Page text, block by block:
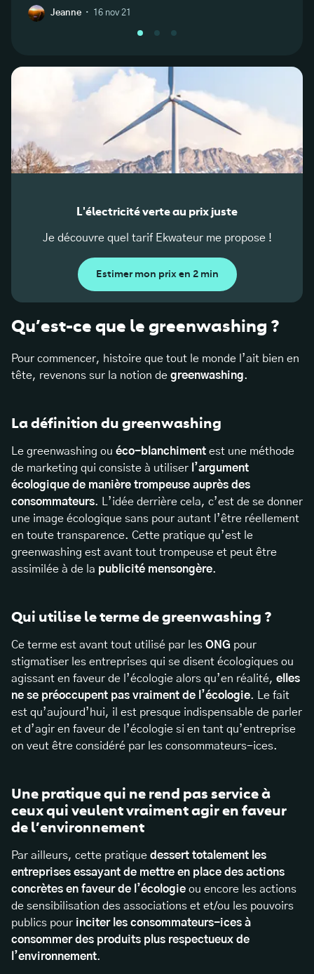
Jeanne · 16 nov 21
L'électricité verte au prix juste
Je découvre quel tarif Ekwateur me propose !
Estimer mon prix en 2 min
Qu’est-ce que le greenwashing ?
Pour commencer, histoire que tout le monde l’ait bien en
tête, revenons sur la notion de greenwashing.
La définition du greenwashing
Le greenwashing ou éco-blanchiment est une méthode
de marketing qui consiste à utiliser l’argument
écologique de manière trompeuse auprès des
consommateurs. L’idée derrière cela, c’est de se donner
une image écologique sans pour autant l’être réellement
en toute transparence. Cette pratique qu’est le
greenwashing est avant tout trompeuse et peut être
assimilée à de la publicité mensongère.
Qui utilise le terme de greenwashing ?
Ce terme est avant tout utilisé par les ONG pour
stigmatiser les entreprises qui se disent écologiques ou
agissant en faveur de l’écologie alors qu’en réalité, elles
ne se préoccupent pas vraiment de l’écologie. Le fait
est qu’aujourd’hui, il est presque indispensable de parler
et d’agir en faveur de l’écologie si en tant qu’entreprise
on veut être considéré par les consommateurs-ices.
Une pratique qui ne rend pas service à
ceux qui veulent vraiment agir en faveur
de l’environnement
Par ailleurs, cette pratique dessert totalement les
entreprises essayant de mettre en place des actions
concrètes en faveur de l’écologie ou encore les actions
de sensibilisation des associations et et/ou les pouvoirs
publics pour inciter les consommateurs-ices à
consommer des produits plus respectueux de
l’environnement.